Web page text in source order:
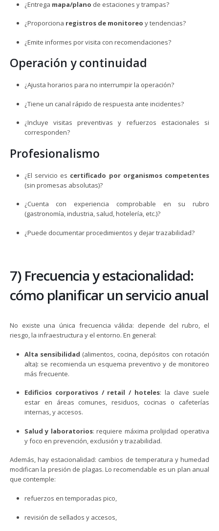
¿Entrega mapa/plano de estaciones y trampas?
¿Proporciona registros de monitoreo y tendencias?
¿Emite informes por visita con recomendaciones?
Operación y continuidad
¿Ajusta horarios para no interrumpir la operación?
¿Tiene un canal rápido de respuesta ante incidentes?
¿Incluye visitas preventivas y refuerzos estacionales si
corresponden?
Profesionalismo
¿El servicio es certificado por organismos competentes
(sin promesas absolutas)?
¿Cuenta con experiencia comprobable en su rubro
(gastronomía, industria, salud, hotelería, etc.)?
¿Puede documentar procedimientos y dejar trazabilidad?
7) Frecuencia y estacionalidad:
cómo planificar un servicio anual
No existe una única frecuencia válida: depende del rubro, el
riesgo, la infraestructura y el entorno. En general:
Alta sensibilidad (alimentos, cocina, depósitos con rotación
alta): se recomienda un esquema preventivo y de monitoreo
más frecuente.
Edificios corporativos / retail / hoteles: la clave suele
estar en áreas comunes, residuos, cocinas o cafeterías
internas, y accesos.
Salud y laboratorios: requiere máxima prolijidad operativa
y foco en prevención, exclusión y trazabilidad.
Además, hay estacionalidad: cambios de temperatura y humedad
modifican la presión de plagas. Lo recomendable es un plan anual
que contemple:
refuerzos en temporadas pico,
revisión de sellados y accesos,